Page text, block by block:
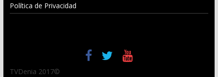
Política de Privacidad
TVDenia 2017©